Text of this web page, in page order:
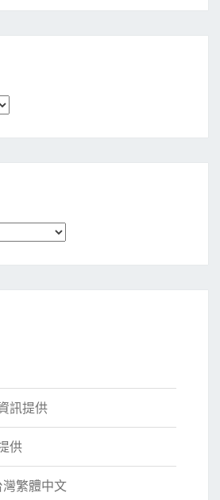
訊提供
供
灣繁體中文